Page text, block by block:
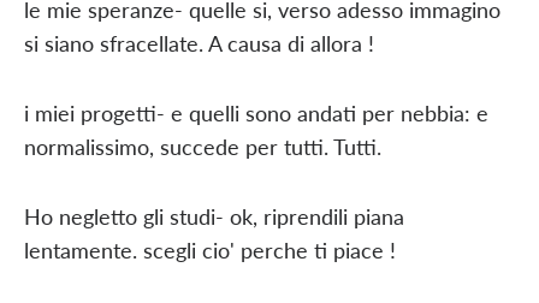
le mie speranze- quelle si, verso adesso immagino
si siano sfracellate. A causa di allora !
i miei progetti- e quelli sono andati per nebbia: e
normalissimo, succede per tutti. Tutti.
Ho negletto gli studi- ok, riprendili piana
lentamente. scegli cio' perche ti piace !